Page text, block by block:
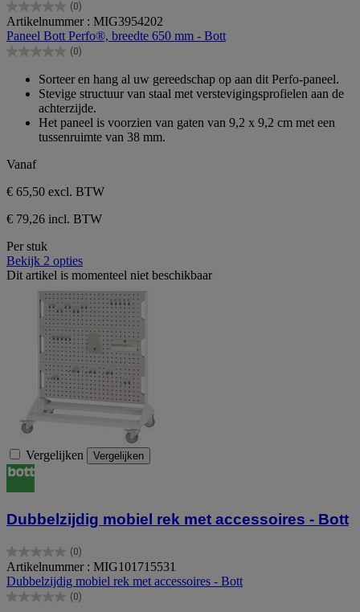
(0)
0.0
van
de
5
Artikelnummer : MIG3954202
Paneel Bott Perfo®, breedte 650 mm - Bott
(0)
0.0
sterren.
Sorteer en hang al uw gereedschap op aan dit Perfo-paneel.
Stevige structuur van staal met verstevigingsprofielen aan de
achterzijde.
Het paneel is voorzien van gaten van 9,2 x 9,2 cm met een
tussenruimte van 38 mm.
Vanaf
€ 65,50 excl. BTW
€ 79,26 incl. BTW
Per stuk
Bekijk 2 opties
Dit artikel is momenteel niet beschikbaar
Vergelijken Vergelijken
Dubbelzijdig mobiel rek met accessoires - Bott
(0)
0.0
van
de
5
Artikelnummer : MIG101715531
Dubbelzijdig mobiel rek met accessoires - Bott
(0)
0.0